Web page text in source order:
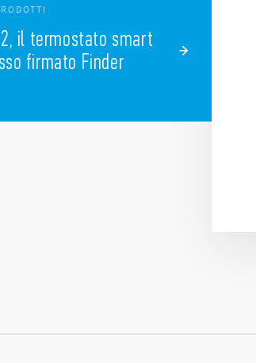
2, il termostato smart
firmato Finder